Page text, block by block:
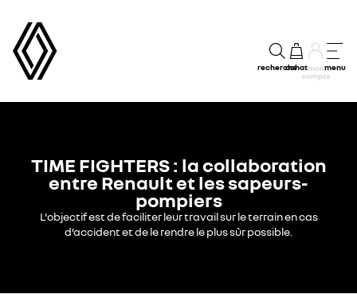
rechercheachatmon
compte
menu
TIME FIGHTERS : la collaboration
entre Renault et les sapeurs-
pompiers
L'objectif est de faciliter leur travail sur le terrain en cas
d’accident et de le rendre le plus sûr possible.